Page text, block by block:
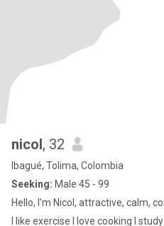
nicol, 32
Ibagué, Tolima, Colombia
Seeking: Male 45 - 99
Hello, I'm Nicol, attractive, calm,
I like exercise I love cooking I